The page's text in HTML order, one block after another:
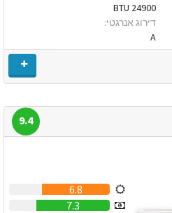
24900 BTU
דירוג אנרגטי:
A
9.4
6.8
7.3